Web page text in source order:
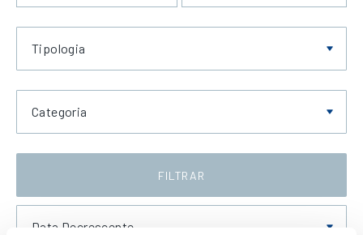
Tipologia
Categoria
FILTRAR
Data Decrescente